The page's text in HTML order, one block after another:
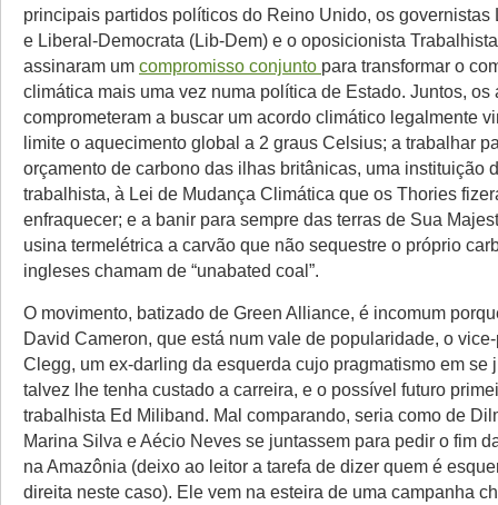
principais partidos políticos do Reino Unido, os governistas
e Liberal-Democrata (Lib-Dem) e o oposicionista
assinaram um compromisso conjunto para transformar o
climática mais uma vez numa política de Estado. Juntos, os
comprometeram a buscar um acordo climático legalmente
limite o aquecimento global a 2 graus Celsius; a trabalhar
orçamento de carbono das ilhas britânicas, uma instituição
trabalhista, à Lei de Mudança Climática que os Thories
enfraquecer; e a banir para sempre das terras de Sua
usina termelétrica a carvão que não sequestre o próprio
ingleses chamam de “unabated coal”.
O movimento, batizado de Green Alliance, é incomum
David Cameron, que está num vale de popularidade, o
Clegg, um ex-darling da esquerda cujo pragmatismo em se
talvez lhe tenha custado a carreira, e o possível futuro
trabalhista Ed Miliband. Mal comparando, seria como de
Marina Silva e Aécio Neves se juntassem para pedir o fim
na Amazônia (deixo ao leitor a tarefa de dizer quem é
direita neste caso). Ele vem na esteira de uma campanha